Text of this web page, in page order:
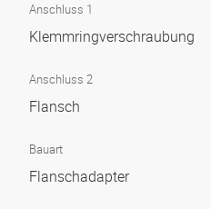
Anschluss 1
Klemmringverschraubung
Anschluss 2
Flansch
Bauart
Flanschadapter